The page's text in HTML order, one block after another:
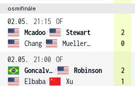
osmifinále
02.05. 21:15 OF
Mcadoo/
Stewart
Chang/ Mueller (4)
2
0
02.05.
21:00 OF
Goncalves /
Robinson
Elbaba/ Xu
2
1